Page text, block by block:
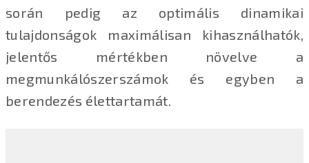
során pedig az optimális dinamikai
tulajdonságok maximálisan kihasználhatók,
jelentős mértékben növelve a
megmunkálószerszámok és egyben a
berendezés élettartamát.